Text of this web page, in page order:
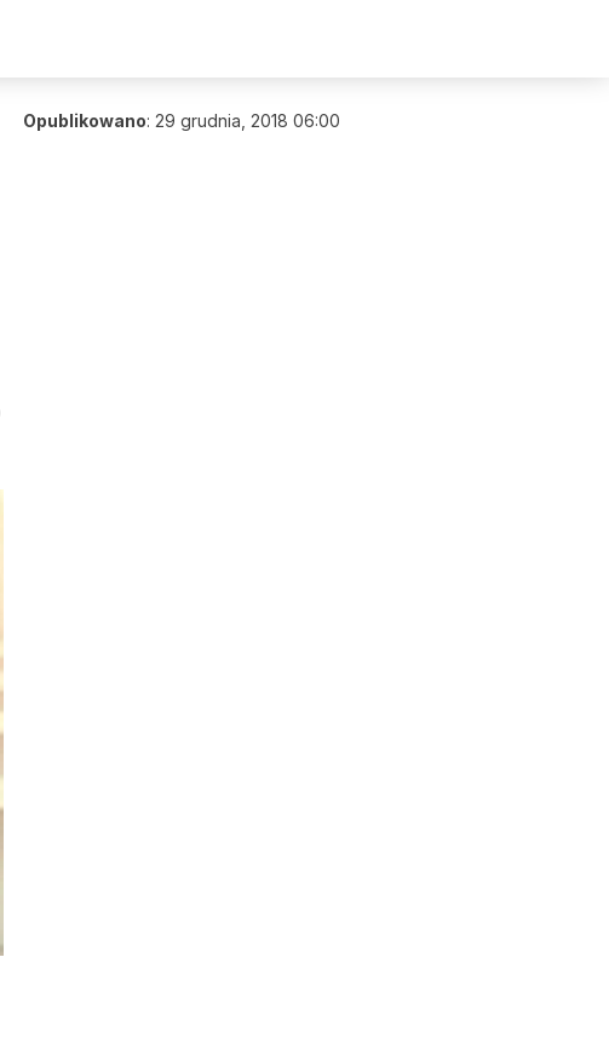
Opublikowano: 29 grudnia, 2018 06:00